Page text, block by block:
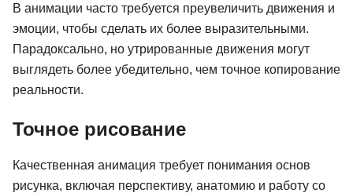
В анимации часто требуется преувеличить движения и
эмоции, чтобы сделать их более выразительными.
Парадоксально, но утрированные движения могут
выглядеть более убедительно, чем точное копирование
реальности.
Точное рисование
Качественная анимация требует понимания основ
рисунка, включая перспективу, анатомию и работу со